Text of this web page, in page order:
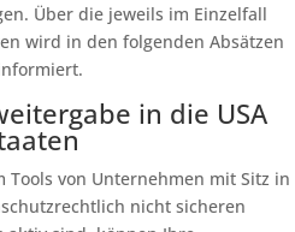
Über die jeweils im Einzelfall
wird in den folgenden Absätzen
in die USA
von Unternehmen mit Sitz in
nicht sicheren